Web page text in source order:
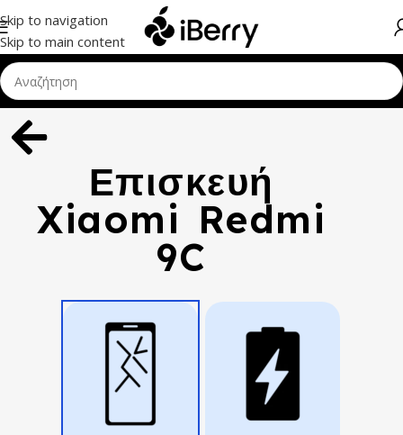
Skip to navigation
Skip to main content
Επισκευή
Xiaomi Redmi
9C